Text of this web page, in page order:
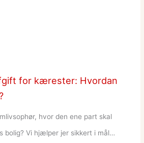
for kærester: Hvordan
hvor den ene part skal
bolig? Vi hjælper jer sikkert i mål…